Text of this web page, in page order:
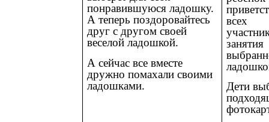
понравившуюся ладошку.
А теперь поздоровайтесь
друг с другом своей
веселой ладошкой.
А сейчас все вместе
дружно помахали своими
ладошками.
всех
занятия
Дети